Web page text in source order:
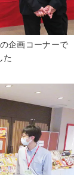
企画コーナーで
た